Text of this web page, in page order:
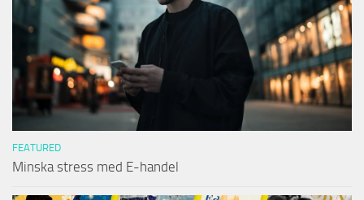
FEATURED
Minska stress med E-handel